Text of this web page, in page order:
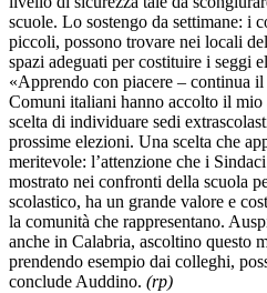
scuole. Lo sostengo da settimane: i
piccoli, possono trovare nei locali
spazi adeguati per costituire i seggi
«Apprendo con piacere – continua
Comuni italiani hanno accolto il mio
scelta di individuare sedi
prossime elezioni. Una scelta che
meritevole: l’attenzione che i
mostrato nei confronti della scuola
scolastico, ha un grande valore e
la comunità che rappresentano.
anche in Calabria, ascoltino questo
prendendo esempio dai colleghi,
conclude Auddino. (rp)